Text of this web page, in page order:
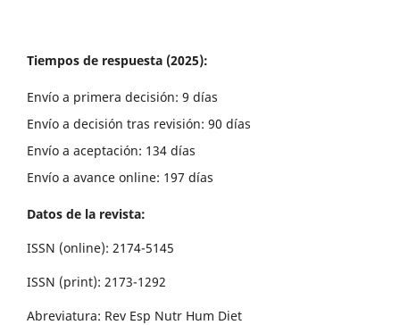
Tiempos de respuesta (2025):
Envío a primera decisión: 9 días
Envío a decisión tras revisión: 90 días
Envío a aceptación: 134 días
Envío a avance online: 197 días
Datos de la revista:
ISSN (online): 2174-5145
ISSN (print): 2173-1292
Abreviatura: Rev Esp Nutr Hum Diet